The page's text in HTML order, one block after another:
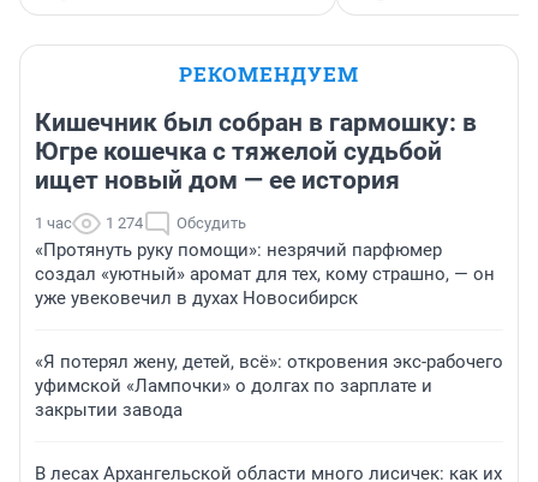
РЕКОМЕНДУЕМ
Кишечник был собран в гармошку: в
Югре кошечка с тяжелой судьбой
ищет новый дом — ее история
1 час 1 274 Обсудить
«Протянуть руку помощи»: незрячий парфюмер
создал «уютный» аромат для тех, кому страшно, — он
уже увековечил в духах Новосибирск
«Я потерял жену, детей, всё»: откровения экс-рабочего
уфимской «Лампочки» о долгах по зарплате и
закрытии завода
В лесах Архангельской области много лисичек: как их